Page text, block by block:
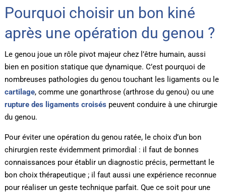
Pourquoi choisir un bon kiné
après une opération du genou ?
Le genou joue un rôle pivot majeur chez l’être humain, aussi
bien en position statique que dynamique. C’est pourquoi de
nombreuses pathologies du genou touchant les ligaments ou le
cartilage, comme une gonarthrose (arthrose du genou) ou une
rupture des ligaments croisés peuvent conduire à une chirurgie
du genou.
Pour éviter une opération du genou ratée, le choix d’un bon
chirurgien reste évidemment primordial : il faut de bonnes
connaissances pour établir un diagnostic précis, permettant le
bon choix thérapeutique ; il faut aussi une expérience reconnue
pour réaliser un geste technique parfait. Que ce soit pour une